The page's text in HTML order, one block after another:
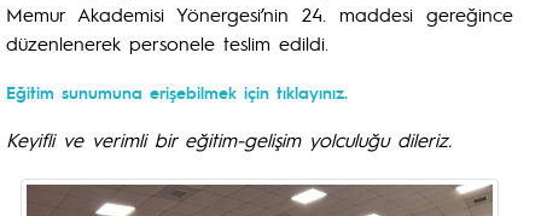
Memur Akademisi Yönergesi’nin 24. maddesi gereğince
düzenlenerek personele teslim edildi.
Eğitim sunumuna erişebilmek için tıklayınız.
Keyifli ve verimli bir eğitim-gelişim yolculuğu dileriz.